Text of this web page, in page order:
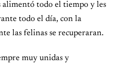
alimentó todo el tiempo y les
todo el día, con la
las felinas se recuperaran.
muy unidas y